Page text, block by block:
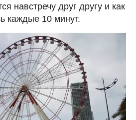
навстречу друг другу и как
каждые 10 минут.